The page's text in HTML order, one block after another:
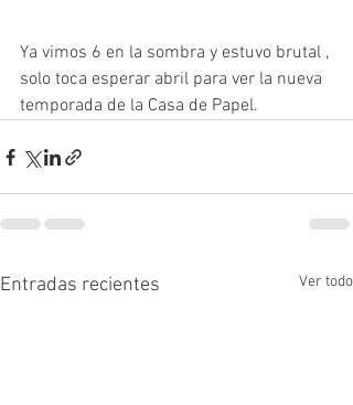
Ya vimos 6 en la sombra y estuvo brutal ,
solo toca esperar abril para ver la nueva
temporada de la Casa de Papel.
Entradas recientes Ver todo